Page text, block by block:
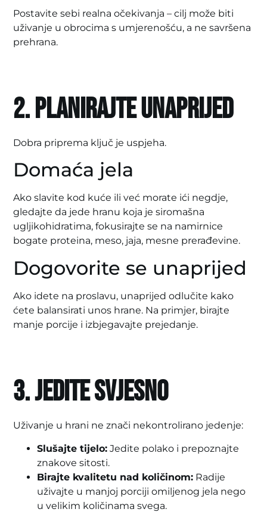
Postavite sebi realna očekivanja – cilj može biti
uživanje u obrocima s umjerenošću, a ne savršena
prehrana.
2. Planirajte unaprijed
Dobra priprema ključ je uspjeha.
Domaća jela
Ako slavite kod kuće ili već morate ići negdje,
gledajte da jede hranu koja je siromašna
ugljikohidratima, fokusirajte se na namirnice
bogate proteina, meso, jaja, mesne prerađevine.
Dogovorite se unaprijed
Ako idete na proslavu, unaprijed odlučite kako
ćete balansirati unos hrane. Na primjer, birajte
manje porcije i izbjegavajte prejedanje.
3. Jedite svjesno
Uživanje u hrani ne znači nekontrolirano jedenje:
Slušajte tijelo: Jedite polako i prepoznajte
znakove sitosti.
Birajte kvalitetu nad količinom: Radije
uživajte u manjoj porciji omiljenog jela nego
u velikim količinama svega.